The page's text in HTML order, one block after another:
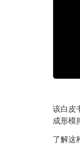
该白皮
成形模
了解这